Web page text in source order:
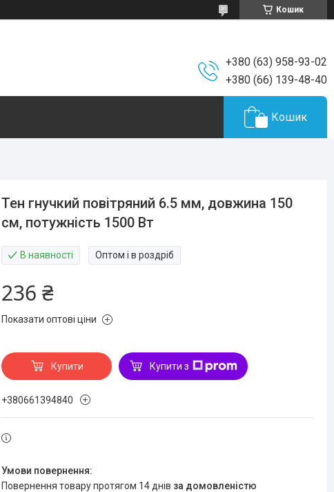
Кошик
+380 (63) 958-93-02
+380 (66) 139-48-40
Кошик
Тен гнучкий повітряний 6.5 мм, довжина 150
см, потужність 1500 Вт
В наявності Оптом і в роздріб
236 ₴
Показати оптові ціни
Купити Купити з
+380661394840
повернення товару протягом 14 днів за домовленістю